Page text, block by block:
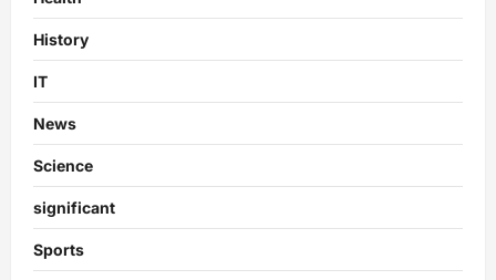
History
IT
News
Science
significant
Sports